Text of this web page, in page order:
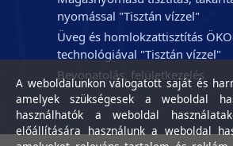
nyomással "Tisztán vízzel"
Üveg és homlokzattisztítás ÖKO
technológiával "Tisztán vízzel"
Bevonatolás, felületkezelés
A weboldalunkon válogatott saját és
amelyek szükségesek a weboldal
használhatók a weboldal
előállítására használunk a weboldal